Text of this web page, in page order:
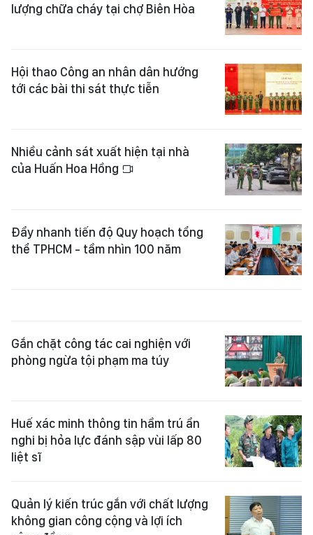
lượng chữa cháy tại chợ Biên Hòa
Hội thao Công an nhân dân hướng
tới các bài thi sát thực tiễn
Nhiều cảnh sát xuất hiện tại nhà
của Huấn Hoa Hồng
Đẩy nhanh tiến độ Quy hoạch tổng
thể TPHCM - tầm nhìn 100 năm
Gắn chặt công tác cai nghiện với
phòng ngừa tội phạm ma túy
Huế xác minh thông tin hầm trú ẩn
nghi bị hỏa lực đánh sập vùi lấp 80
liệt sĩ
Quản lý kiến trúc gắn với chất lượng
không gian công cộng và lợi ích